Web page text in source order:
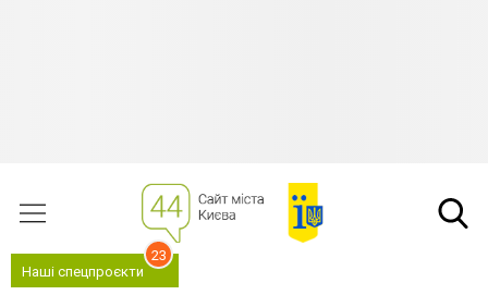
Наші спецпроєкти
23